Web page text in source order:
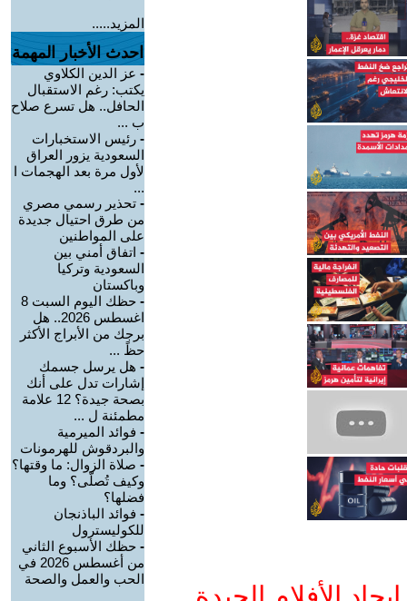
المزيد.....
احدث الأخبار المهمة
- عز الدين الكلاوي
يكتب: رغم الاستقبال
الحافل.. هل تسرع صلاح
ب ...
- رئيس الاستخبارات
السعودية يزور العراق
لأول مرة بعد الهجمات ا
...
- تحذير رسمي مصري
من طرق احتيال جديدة
على المواطنين
- اتفاق أمني بين
السعودية وتركيا
وباكستان
-
حظك اليوم السبت 8
اغسطس 2026.. هل
برجك من الأبراج الأكثر
حظً ...
- هل يرسل جسمك
إشارات تدل على أنك
بصحة جيدة؟ 12 علامة
مطمئنة ل ...
- فوائد الميرمية
والبردقوش للهرمونات
- صلاة الزوال: ما وقتها؟
وكيف تُصلّى؟ وما
فضلها؟
- فوائد الباذنجان
للكوليسترول
- حظك الأسبوع الثاني
من أغسطس 2026 في
الحب والعمل والصحة